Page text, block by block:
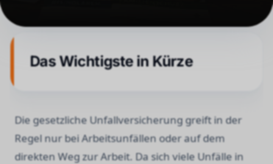
Das Wichtigste in Kürze
Die gesetzliche Unfallversicherung greift in der
Regel nur bei Arbeitsunfällen oder auf dem
direkten Weg zur Arbeit. Da sich viele Unfälle in